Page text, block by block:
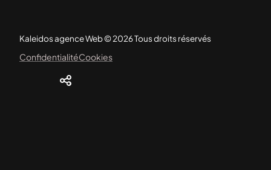
Kaleidos agence Web © 2026 Tous droits réservés
ConfidentialitéCookies
